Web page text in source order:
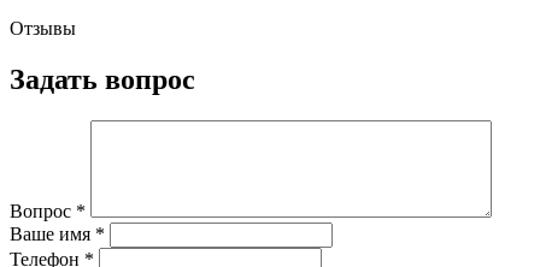
Отзывы
Задать вопрос
Вопрос *
Ваше имя *
Телефон *